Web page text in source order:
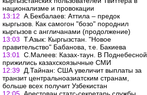
национализме и провокации
13:12 А.Бекбалаев: Аттила – предок
кыргызов. Как самогон "бозо" породнил
кыргызов с англичанами (продолжение)
13:03 Т.Азык: Кыргызстан. "Новое
правительство" Бабанова, т.е. Бакиева
13:01
С.Малеев: Казах-таун. В Поднебесной
прижились казахскоязычные СМИ
12:39 Д.Тайнан: США увеличит выплаты за
транзит центральноазиатским странам,
больше всех получит Узбекистан